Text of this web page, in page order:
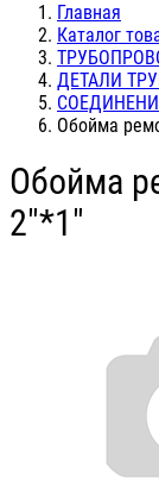
Главная
Каталог
ДЕТАЛИ
Обойма
Обойма
2"*1"